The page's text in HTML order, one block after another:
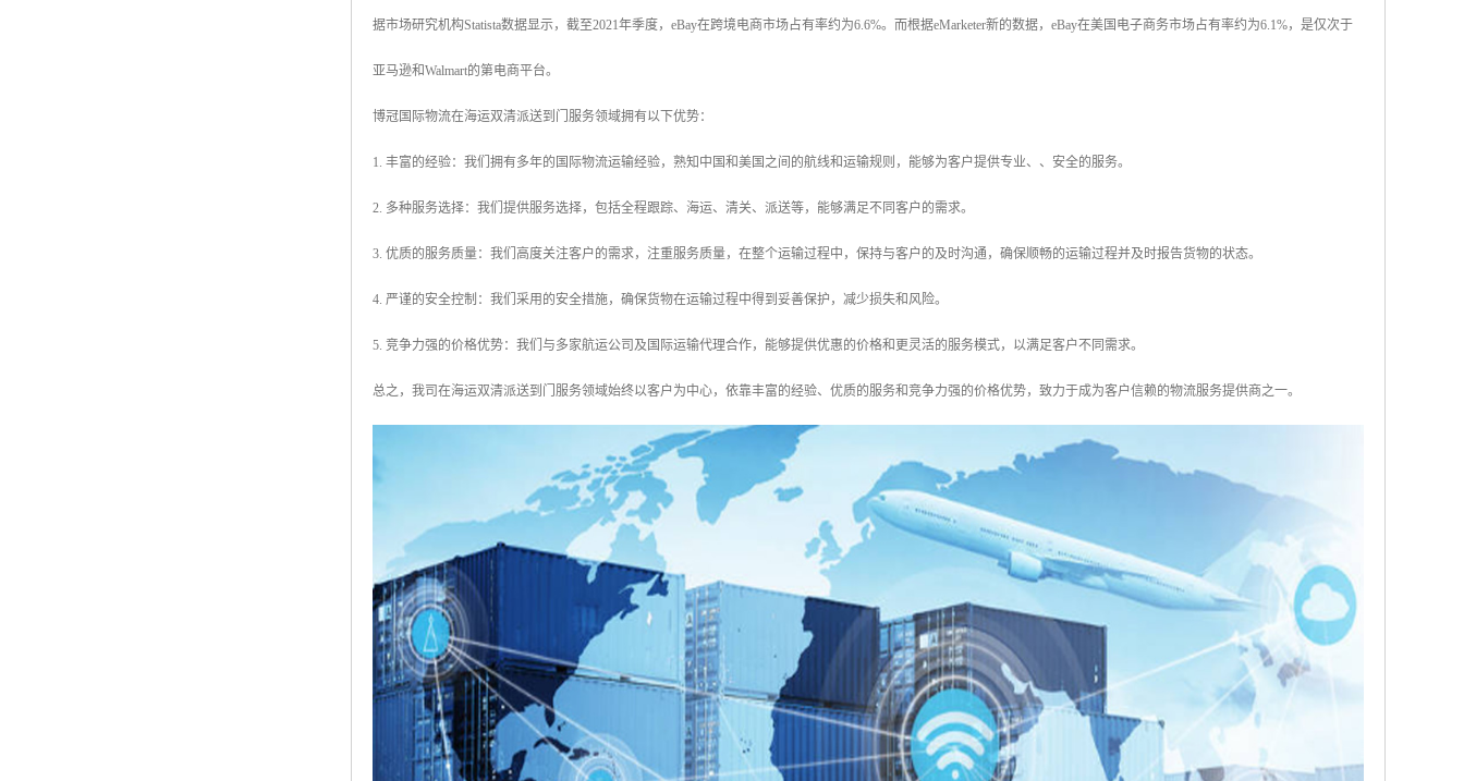
据市场研究机构Statista数据显示，截至2021年季度，eBay在跨境电商市场占有率约为6.6%。而根据eMarketer新的数据，eBay在美国电子商务市场占有率约为6.1%，是仅次于
亚马逊和Walmart的第电商平台。
博冠国际物流在海运双清派送到门服务领域拥有以下优势：
1. 丰富的经验：我们拥有多年的国际物流运输经验，熟知中国和美国之间的航线和运输规则，能够为客户提供专业、、安全的服务。
2. 多种服务选择：我们提供服务选择，包括全程跟踪、海运、清关、派送等，能够满足不同客户的需求。
3. 优质的服务质量：我们高度关注客户的需求，注重服务质量，在整个运输过程中，保持与客户的及时沟通，确保顺畅的运输过程并及时报告货物的状态。
4. 严谨的安全控制：我们采用的安全措施，确保货物在运输过程中得到妥善保护，减少损失和风险。
5. 竞争力强的价格优势：我们与多家航运公司及国际运输代理合作，能够提供优惠的价格和更灵活的服务模式，以满足客户不同需求。
总之，我司在海运双清派送到门服务领域始终以客户为中心，依靠丰富的经验、优质的服务和竞争力强的价格优势，致力于成为客户信赖的物流服务提供商之一。